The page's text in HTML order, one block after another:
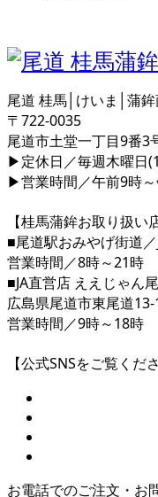
尾道 桂馬│けいま│蒲
〒722-0035
尾道市土堂一丁目9番3
▶定休日／毎週木曜日
▶営業時間／午前9時
【桂馬蒲鉾お取り扱い
■尾道駅おみやげ街道／
営業時間／8時～21時
■JA直営店 ええじゃん
広島県尾道市東尾道13-
営業時間／9時～18時
【公式SNSをご覧くだ
お電話でのご注文・お